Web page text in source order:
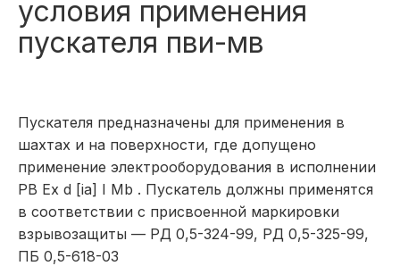
условия применения
пускателя пви-мв
Пускателя предназначены для применения в
шахтах и на поверхности, где допущено
применение электрооборудования в исполнении
РВ Ex d [ia] I Mb . Пускатель должны применятся
в соответствии с присвоенной маркировки
взрывозащиты — РД 0,5-324-99, РД 0,5-325-99,
ПБ 0,5-618-03